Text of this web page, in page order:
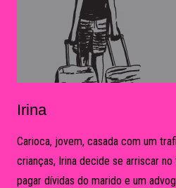
Irina
Carioca, jovem, casada com um
crianças, Irina decide se arriscar
pagar dívidas do marido e um